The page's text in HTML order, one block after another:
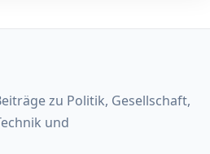
zu Politik, Gesellschaft,
und